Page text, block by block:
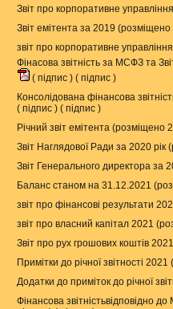
Звіт про корпоративне
Звіт емітента за 2019
звіт про корпоративне
Фінасова звітність за МСФЗ та
( підпис ) ( підпис )
Консолідована фінансова
( підпис ) ( підпис )
Річний звіт емітента (розміщено
Звіт Наглядової Ради за 2020
Звіт Генерального директора за
Баланс станом на 31.12.2021
звіт про фінансові результати
звіт про власний капітал 2021
Звіт про рух грошових коштів
Примітки до річної звітності
Додатки до приміток до річної
Фінансова звітністьвідповідно